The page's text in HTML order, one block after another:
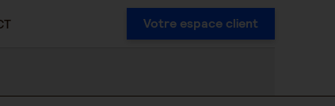
Votre espace client